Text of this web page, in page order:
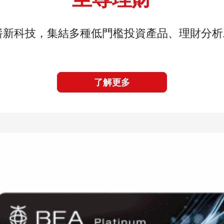
科技，集結多種低門檻投資產品、理財分
了解更多